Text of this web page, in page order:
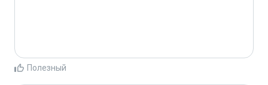
Полезный